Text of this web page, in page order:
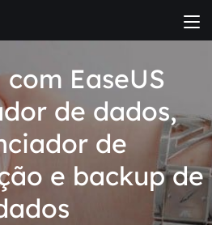
EaseUS
de dados,
de
e backup de